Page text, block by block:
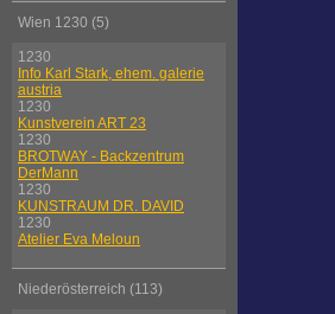
Wien 1230 (5)
1230
Info Karl Stark, ehem. galerie
austria
1230
Kunstverein ART 23
1230
BROTWAY - Backzentrum
DerMann
1230
KUNSTRAUM DR. DAVID
1230
Atelier Eva Meloun
Niederösterreich (113)